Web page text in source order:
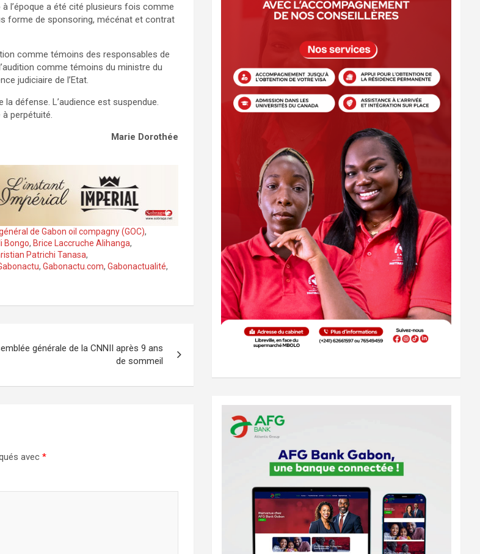
l’époque a été cité plusieurs fois comme
forme de sponsoring, mécénat et contrat
comme témoins des responsables de
comme témoins du ministre du
judiciaire de l’Etat.
défense. L’audience est suspendue.
perpétuité.
Marie Dorothée
de Gabon oil compagny (GOC),
Bongo, Brice Laccruche Alihanga,
Patrichi Tanasa,
, Gabonactu.com, Gabonactualité,
générale de la CNNII après 9 ans
de sommeil
avec *